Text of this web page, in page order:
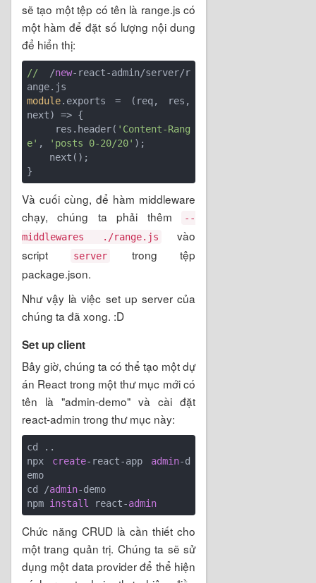
sẽ tạo một tệp có tên là range.js có
một hàm để đặt số lượng nội dung
để hiển thị:
// /new-react-admin/server/r
module.exports =
(req, res,
next)
=> {
    res.header(
'Content-Rang
e' , 'posts 0-20/20' );
}
Và cuối cùng, để hàm middleware
chạy, chúng ta phải thêm
--
middlewares ./range.js
vào
script
server
trong tệp
package.json.
Như vậy là việc set up server của
chúng ta đã xong. :D
Set up client
Bây giờ, chúng ta có thể tạo một dự
án React trong một thư mục mới có
tên là "admin-demo" và cài đặt
react-admin trong thư mục này:
cd ..
npx create-react-app admin-d
emo
cd /admin-demo
npm install react-admin
Chức năng CRUD là cần thiết cho
một trang quản trị. Chúng ta sẽ sử
dụng một data provider để thể hiện